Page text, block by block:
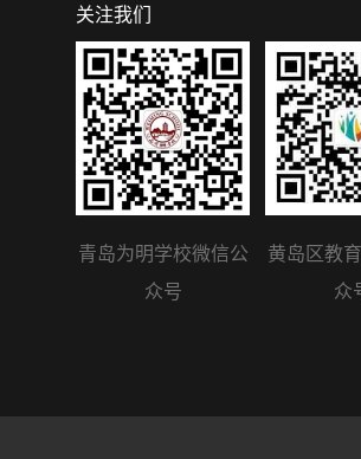
关注我们
青岛为明学校微信公
众号
黄岛区教
众